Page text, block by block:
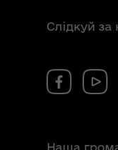
Слідкуй за
Наша